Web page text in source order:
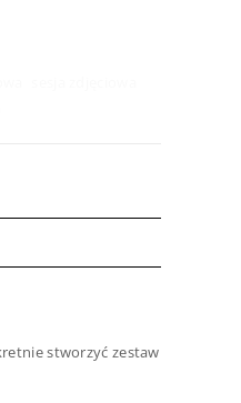
stworzyć zestaw